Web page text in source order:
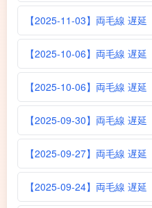
【2025-11-03】両毛線 遅延
【2025-10-06】両毛線 遅延
【2025-10-06】両毛線 遅延
【2025-09-30】両毛線 遅延
【2025-09-27】両毛線 遅延
【2025-09-24】両毛線 遅延